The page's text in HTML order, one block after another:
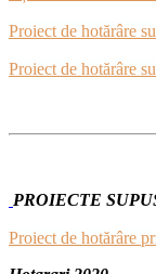
Proiect de hotărâre
Proiect de hotărâre
PROIECTE
Proiect de hotărâre